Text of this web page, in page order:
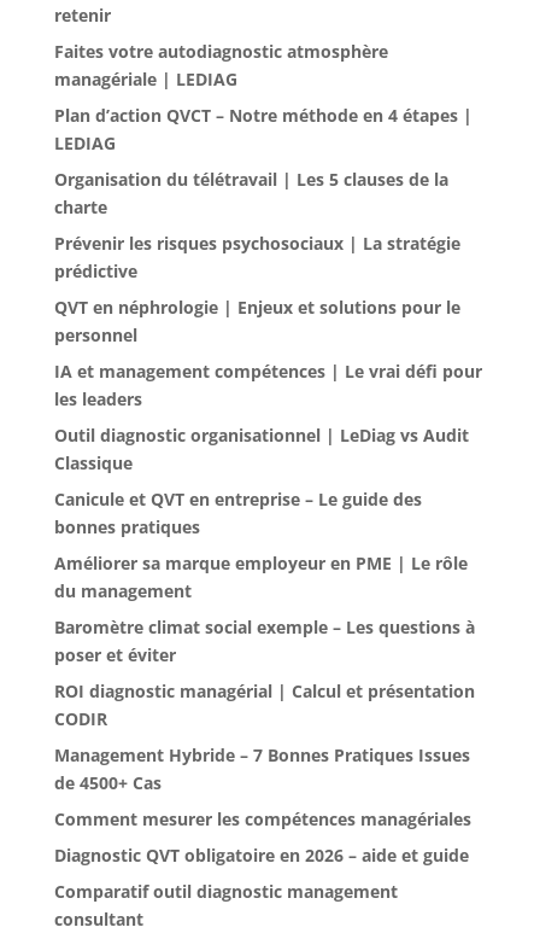
retenir
Faites votre autodiagnostic atmosphère
managériale | LEDIAG
Plan d’action QVCT – Notre méthode en 4 étapes |
LEDIAG
Organisation du télétravail | Les 5 clauses de la
charte
Prévenir les risques psychosociaux | La stratégie
prédictive
QVT en néphrologie | Enjeux et solutions pour le
personnel
IA et management compétences | Le vrai défi pour
les leaders
Outil diagnostic organisationnel | LeDiag vs Audit
Classique
Canicule et QVT en entreprise – Le guide des
bonnes pratiques
Améliorer sa marque employeur en PME | Le rôle
du management
Baromètre climat social exemple – Les questions à
poser et éviter
ROI diagnostic managérial | Calcul et présentation
CODIR
Management Hybride – 7 Bonnes Pratiques Issues
de 4500+ Cas
Comment mesurer les compétences managériales
Diagnostic QVT obligatoire en 2026 – aide et guide
Comparatif outil diagnostic management
consultant